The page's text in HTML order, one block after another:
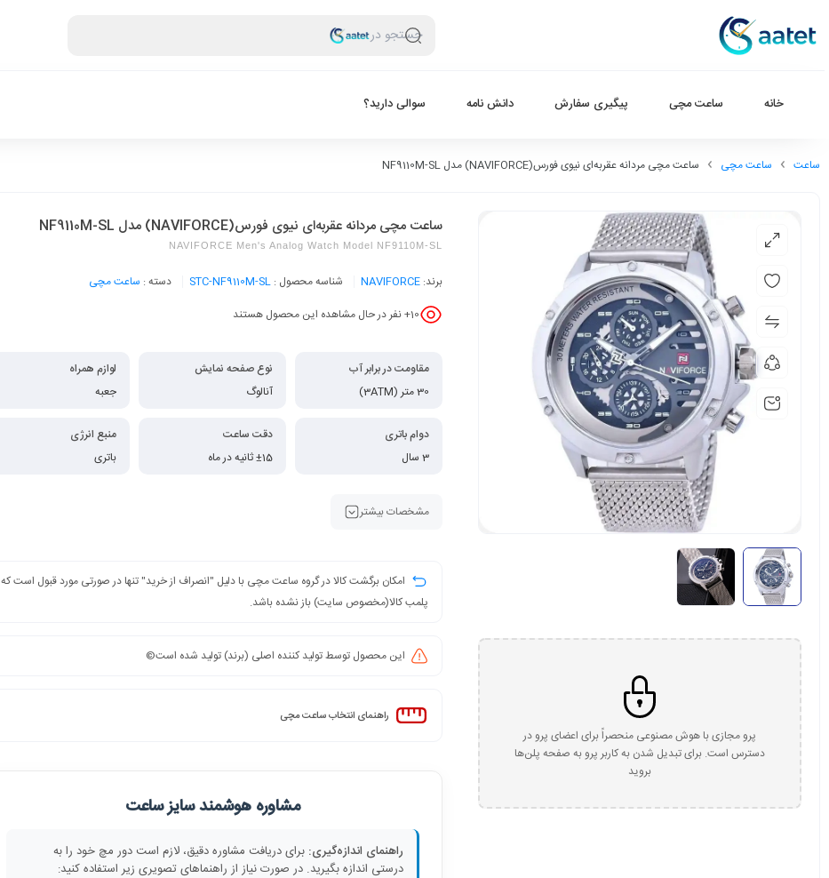
جستجو در
خانه ساعت مچی پیگیری سفارش دانش نامه سوالی دارید؟
ساعت ساعت مچی ساعت مچی مردانه عقربه‌ای نیوی فورس(NAVIFORCE) مدل NF9110M-SL
پرو مجازی با هوش مصنوعی منحصراً برای اعضای پرو در
دسترس است. برای تبدیل شدن به کاربر پرو به صفحه پلن‌ها
بروید
ساعت مچی مردانه عقربه‌ای نیوی فورس(NAVIFORCE) مدل NF9110M-SL
NAVIFORCE Men's Analog Watch Model NF9110M-SL
برند: NAVIFORCE شناسه محصول : STC-NF9110M-SL دسته : ساعت مچی
10+ نفر در حال مشاهده این محصول هستند
مقاومت در برابر آب
30 متر (3ATM)
نوع صفحه نمایش
آنالوگ
لوازم همراه
جعبه
دوام باتری
3 سال
دقت ساعت
±15 ثانیه در ماه
منبع انرژی
باتری
مشخصات بیشتر
امکان برگشت کالا در گروه ساعت مچی با دلیل "انصراف از خرید" تنها در صورتی مورد قبول است که
پلمب کالا(مخصوص سایت) باز نشده باشد.
این محصول توسط تولید کننده اصلی (برند) تولید شده است©️
راهنمای انتخاب ساعت مچی
مشاوره هوشمند سایز ساعت
راهنمای اندازه‌گیری: برای دریافت مشاوره دقیق، لازم است دور مچ خود را به
درستی اندازه بگیرید. در صورت نیاز از راهنماهای تصویری زیر استفاده کنید: